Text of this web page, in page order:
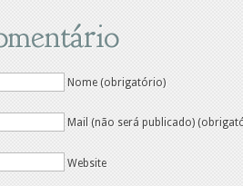
Nome (obrigatório)
Mail (não será publicado)
Website